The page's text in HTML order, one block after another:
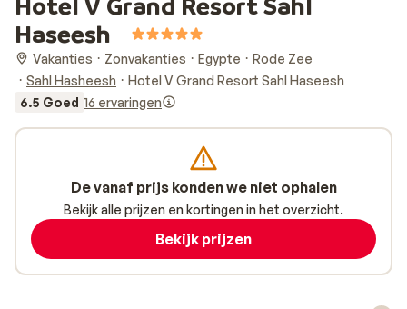
Haseesh
Vakanties Zonvakanties Egypte
Rode Zee
Sahl Hasheesh
Hotel V Grand Resort Sahl Haseesh
6.5 Goed 16 ervaringen
De vanaf prijs konden we niet ophalen
Bekijk alle prijzen en kortingen in het overzicht.
Bekijk prijzen